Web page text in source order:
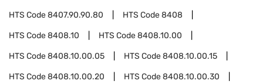
HTS Code8407.90.90.80 HTS Code8408
HTS Code8408.10 HTS Code8408.10.00
HTS Code8408.10.00.05 HTS Code8408.10.00.15
HTS Code8408.10.00.20 HTS Code8408.10.00.30